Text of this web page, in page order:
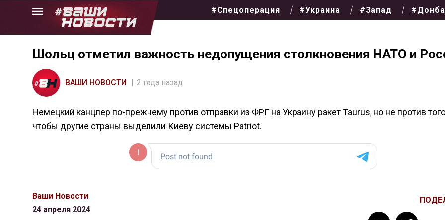
Skip
#Спецоперация #Украина #Запад
Шольц отметил важность недопущения столкновения НАТО и
ВАШИ НОВОСТИ 2 года назад
Немецкий канцлер по-прежнему против отправки из ФРГ на Украину ракет Taurus, но не против
чтобы другие страны выделили Киеву системы Patriot.
Ваши Новости
24 апреля 2024